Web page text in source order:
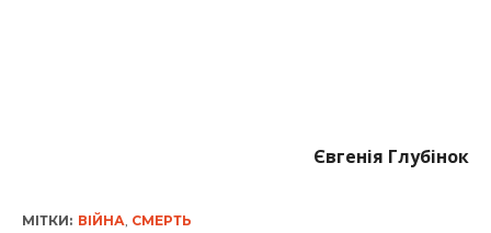
Євгенія Глубінок
МІТКИ: ВІЙНА, СМЕРТЬ